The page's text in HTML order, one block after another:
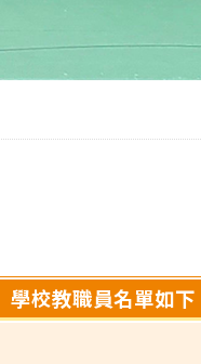
學校教職員名單如下